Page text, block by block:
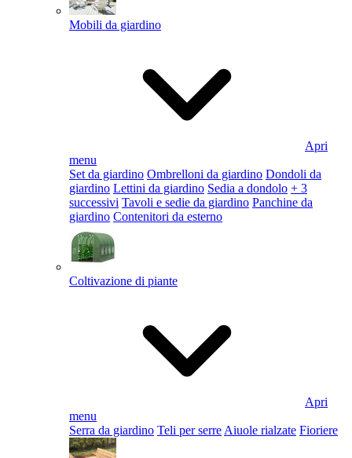
Mobili da giardino
Apri
menu
Set da giardino Ombrelloni da giardino Dondoli da
giardino Lettini da giardino Sedia a dondolo + 3
successivi Tavoli e sedie da giardino Panchine da
giardino Contenitori da esterno
Coltivazione di piante
Apri
menu
Serra da giardino Teli per serre Aiuole rialzate Fioriere